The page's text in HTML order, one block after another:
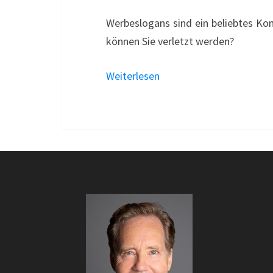
Werbeslogans sind ein beliebtes
können Sie verletzt werden?
Weiterlesen